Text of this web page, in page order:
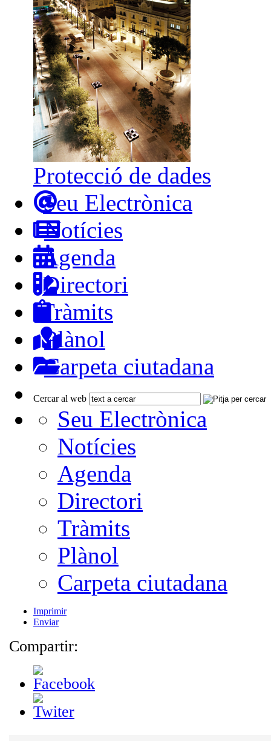
Protecció de dades
Seu Electrònica
Notícies
Agenda
Directori
Tràmits
Plànol
Carpeta ciutadana
Cercar al web
Seu Electrònica
Notícies
Agenda
Directori
Tràmits
Plànol
Carpeta ciutadana
Imprimir
Enviar
Compartir: